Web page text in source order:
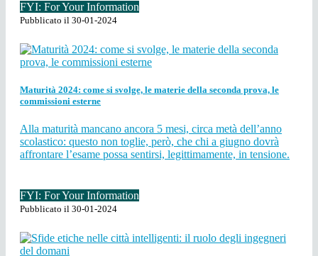
FYI: For Your Information
Pubblicato il 30-01-2024
Maturità 2024: come si svolge, le materie della seconda prova, le
commissioni esterne
Alla maturità mancano ancora 5 mesi, circa metà dell’anno
scolastico: questo non toglie, però, che chi a giugno dovrà
affrontare l’esame possa sentirsi, legittimamente, in tensione.
FYI: For Your Information
Pubblicato il 30-01-2024